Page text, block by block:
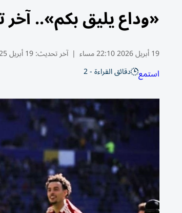
«وداع يليق بكم»..
19 أبريل 2026 22:10 مساء | آخر تحديث:19 أبريل 22:25 2026
استمع دقائق القراءة - 2